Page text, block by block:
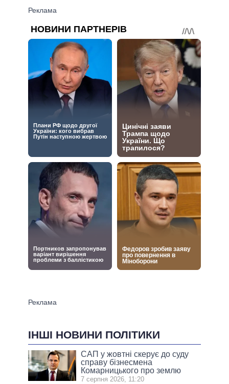
ІНШІ НОВИНИ ПОЛІТИКИ
САП у жовтні скерує до суду
справу бізнесмена
Комарницького про землю
7 серпня 2026, 11:20